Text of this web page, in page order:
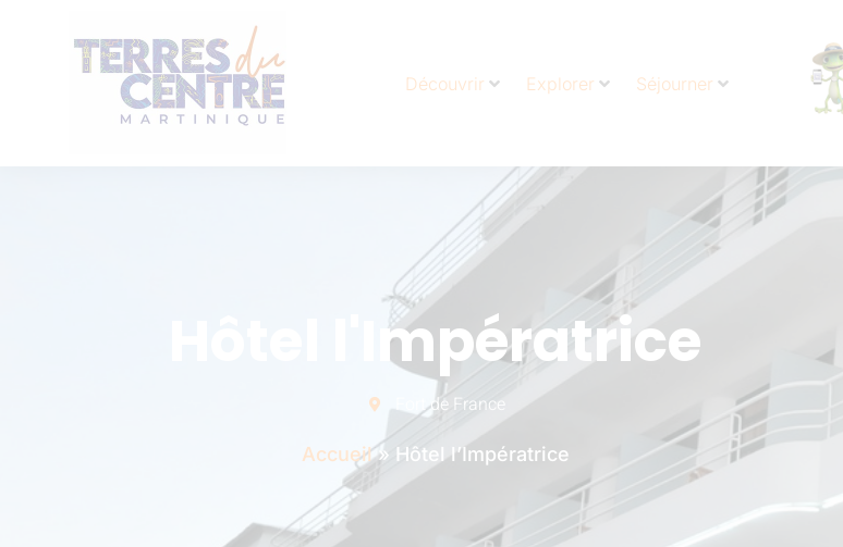
Découvrir Explorer Séjourner
Hôtel l'Impératrice
Fort de France
Accueil» Hôtel l’Impératrice